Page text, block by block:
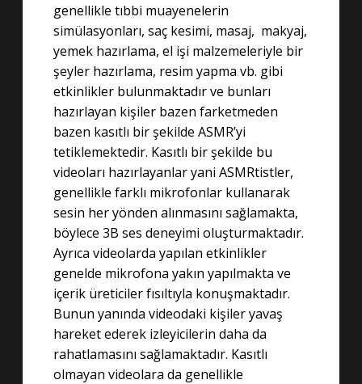
genellikle tıbbi muayenelerin
simülasyonları, saç kesimi, masaj, makyaj,
yemek hazırlama, el işi malzemeleriyle bir
şeyler hazırlama, resim yapma vb. gibi
etkinlikler bulunmaktadır ve bunları
hazırlayan kişiler bazen farketmeden
bazen kasıtlı bir şekilde ASMR’yi
tetiklemektedir. Kasıtlı bir şekilde bu
videoları hazırlayanlar yani ASMRtistler,
genellikle farklı mikrofonlar kullanarak
sesin her yönden alınmasını sağlamakta,
böylece 3B ses deneyimi oluşturmaktadır.
Ayrıca videolarda yapılan etkinlikler
genelde mikrofona yakın yapılmakta ve
içerik üreticiler fısıltıyla konuşmaktadır.
Bunun yanında videodaki kişiler yavaş
hareket ederek izleyicilerin daha da
rahatlamasını sağlamaktadır. Kasıtlı
olmayan videolara da genellikle